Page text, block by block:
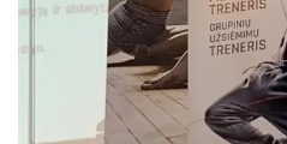
Straipsniai
Sėkmės istorijos
Atsiliepimai